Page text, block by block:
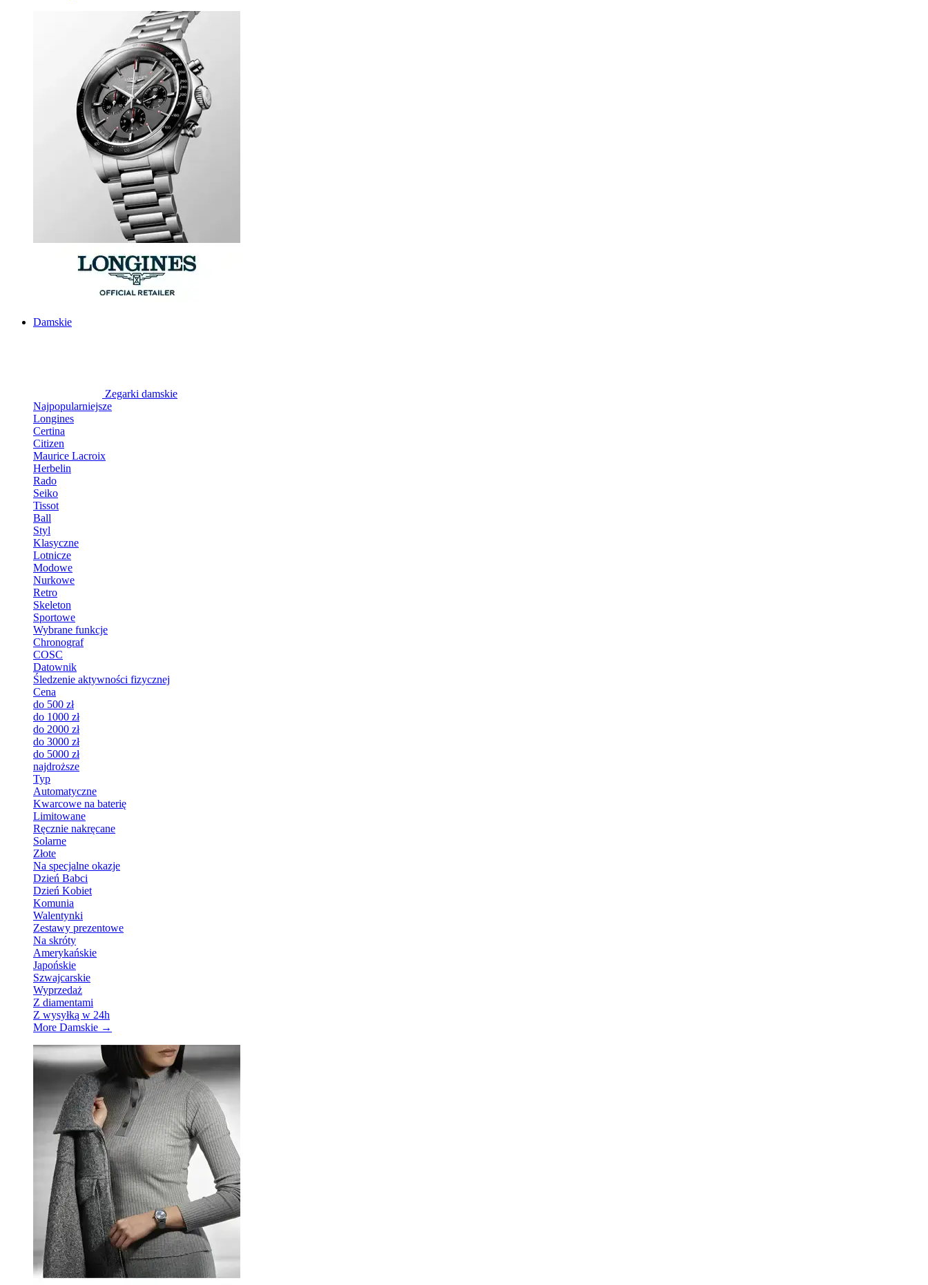
Damskie
Zegarki damskie
Najpopularniejsze
Longines
Certina
Citizen
Maurice Lacroix
Herbelin
Rado
Seiko
Tissot
Ball
Styl
Klasyczne
Lotnicze
Modowe
Nurkowe
Retro
Skeleton
Sportowe
Wybrane funkcje
Chronograf
COSC
Datownik
Śledzenie aktywności fizycznej
Cena
do 500 zł
do 1000 zł
do 2000 zł
do 3000 zł
do 5000 zł
najdroższe
Typ
Automatyczne
Kwarcowe na baterię
Limitowane
Ręcznie nakręcane
Solarne
Złote
Na specjalne okazje
Dzień Babci
Dzień Kobiet
Komunia
Walentynki
Zestawy prezentowe
Na skróty
Amerykańskie
Japońskie
Szwajcarskie
Wyprzedaż
Z diamentami
Z wysyłką w 24h
More Damskie →